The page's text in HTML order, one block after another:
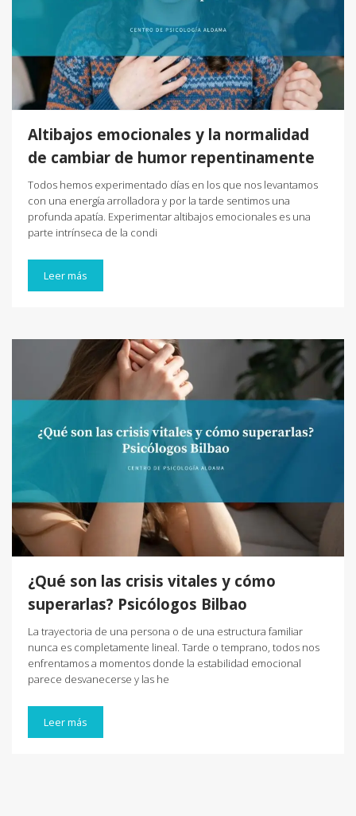
Altibajos emocionales y la normalidad
de cambiar de humor repentinamente
Todos hemos experimentado días en los que nos levantamos
con una energía arrolladora y por la tarde sentimos una
profunda apatía. Experimentar altibajos emocionales es una
parte intrínseca de la condi
Leer más
¿Qué son las crisis vitales y cómo
superarlas? Psicólogos Bilbao
La trayectoria de una persona o de una estructura familiar
nunca es completamente lineal. Tarde o temprano, todos nos
enfrentamos a momentos donde la estabilidad emocional
parece desvanecerse y las he
Leer más